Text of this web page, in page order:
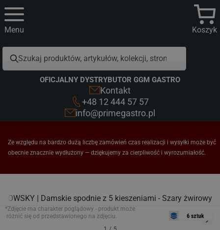
Koszyk
Menu
OFICJALNY DYSTRYBUTOR GGM GASTRO
Kontakt
+48 12 444 57 57
info@primegastro.pl
Ze względu na bardzo dużą liczbę zamówień czas realizacji i wysyłki może być
obecnie znacznie wydłużony — dziękujemy za cierpliwość i wyrozumiałość.
| Damskie spodnie z 5 kieszeniami - Szary żwirowy
*Zdjęcie ma charakter poglądowy - produkt może
różnić się od przedstawionego na zdjęciu.